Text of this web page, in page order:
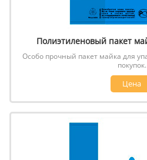
Полиэтиленовый пакет
Особо прочный пакет майка для
покупок.
Цена